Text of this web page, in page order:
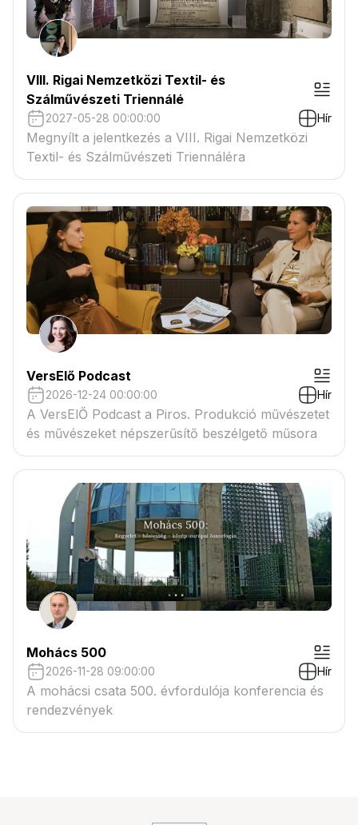
VIII. Rigai Nemzetközi Textil- és
Szálművészeti Triennálé
2027-05-28 00:00:00 Hír
Megnyílt a jelentkezés a VIII. Rigai Nemzetközi
Textil- és Szálművészeti Triennáléra
VersElő Podcast
2026-12-24 00:00:00 Hír
A VersElŐ Podcast a Piros. Produkció művészetet
és művészeket népszerűsítő beszélgető műsora
Mohács 500
2026-11-28 09:00:00 Hír
A mohácsi csata 500. évfordulója konferencia és
rendezvények